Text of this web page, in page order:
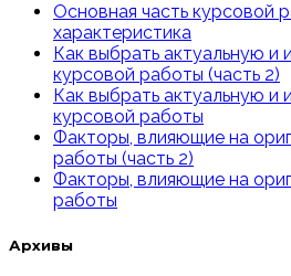
Основная часть курсовой
характеристика
Как выбрать актуальную и
курсовой работы (часть 2)
Как выбрать актуальную и
курсовой работы
Факторы, влияющие на
работы (часть 2)
Факторы, влияющие на
работы
Архивы